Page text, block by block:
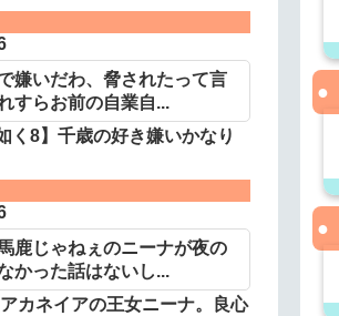
嫌いだわ、脅されたって言
すらお前の自業自...
く8】千歳の好き嫌いかなり
鹿じゃねぇのニーナが夜の
かった話はないし...
アカネイアの王女ニーナ。良心